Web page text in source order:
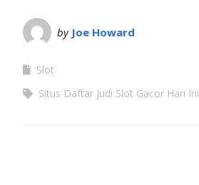
by Joe Howard
Slot
Situs Daftar Judi Slot Gacor Hari Ini